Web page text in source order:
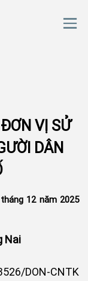
VỊ SỬ
DÂN
12 năm 2025
Nai
DON-CNTK